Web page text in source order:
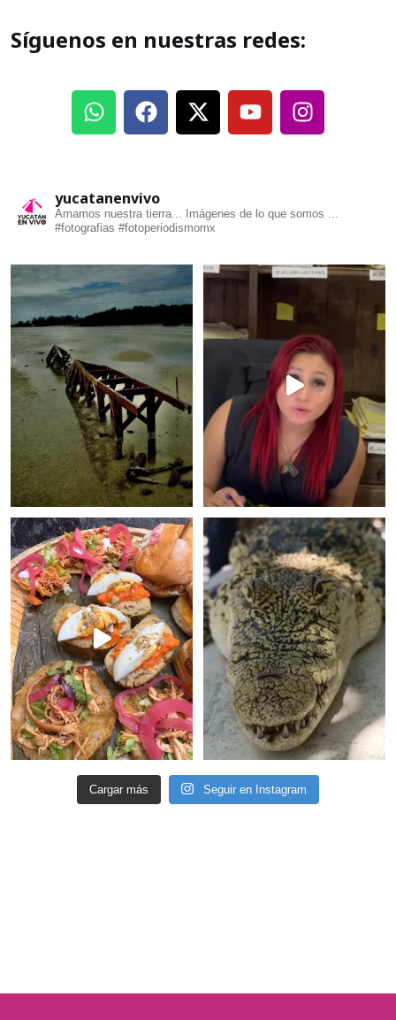
Síguenos en nuestras redes:
yucatanenvivo
Amamos nuestra tierra... Imágenes de lo que somos ...
#fotografias #fotoperiodismomx
Cargar más Seguir en Instagram